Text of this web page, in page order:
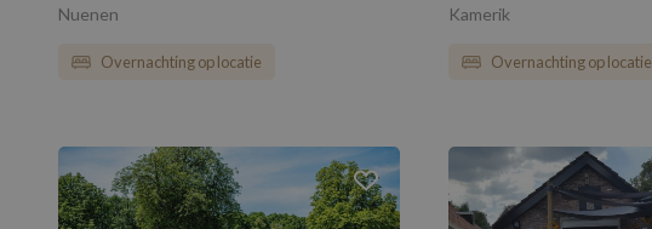
Nuenen
Overnachting op locatie
Kamerik
Overnachting op locatie